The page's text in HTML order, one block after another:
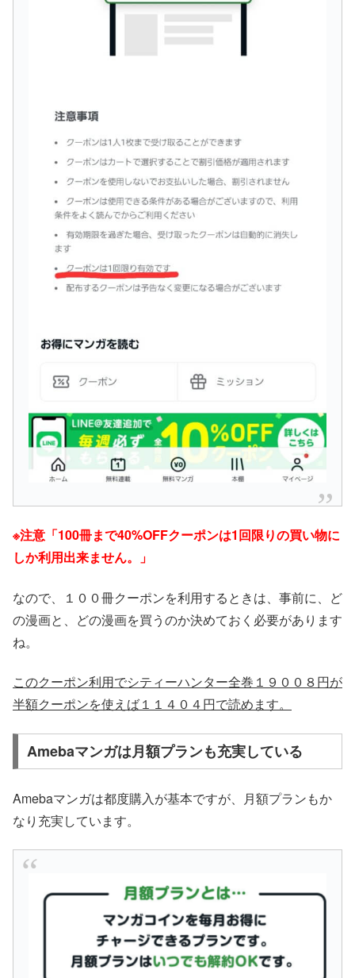
※注意「100冊まで40%OFFクーポンは1回限りの買い物に
しか利用出来ません。」
なので、１００冊クーポンを利用するときは、事前に、ど
の漫画と、どの漫画を買うのか決めておく必要があります
ね。
このクーポン利用でシティーハンター全巻１９００８円が
半額クーポンを使えば１１４０４円で読めます。
Amebaマンガは月額プランも充実している
Amebaマンガは都度購入が基本ですが、月額プランもか
なり充実しています。